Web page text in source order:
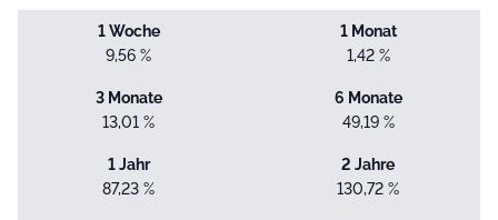
1 Woche
9,56 %
1 Monat
1,42 %
3 Monate
13,01 %
6 Monate
49,19 %
1 Jahr
87,23 %
2 Jahre
130,72 %